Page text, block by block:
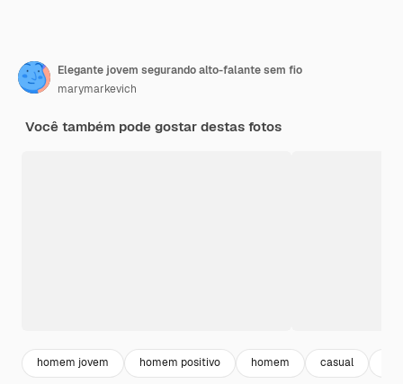
Elegante jovem segurando alto-falante sem fio
marymarkevich
Você também pode gostar destas fotos
homem jovem homem positivo homem casual